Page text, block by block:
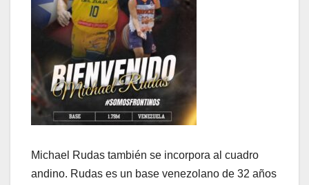
Michael Rudas también se incorpora al cuadro
andino. Rudas es un base venezolano de 32 años